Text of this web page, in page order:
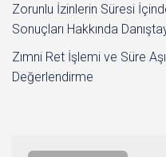
Zorunlu İzinlerin Süresi
Sonuçları Hakkında
Zımni Ret İşlemi ve Süre
Değerlendirme